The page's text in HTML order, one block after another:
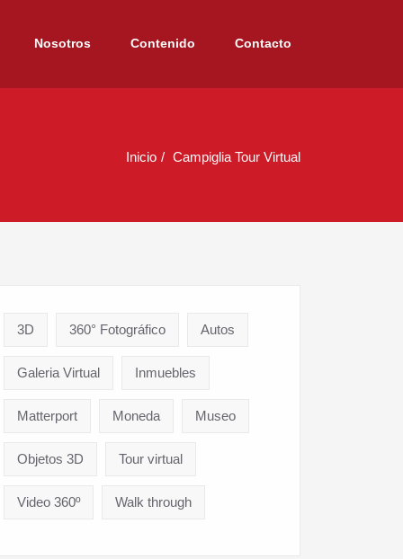
Nosotros Contenido Contacto
Inicio Campiglia Tour Virtual
3D 360° Fotográfico Autos
Galeria Virtual Inmuebles
Matterport Moneda Museo
Objetos 3D Tour virtual
Video 360º Walk through